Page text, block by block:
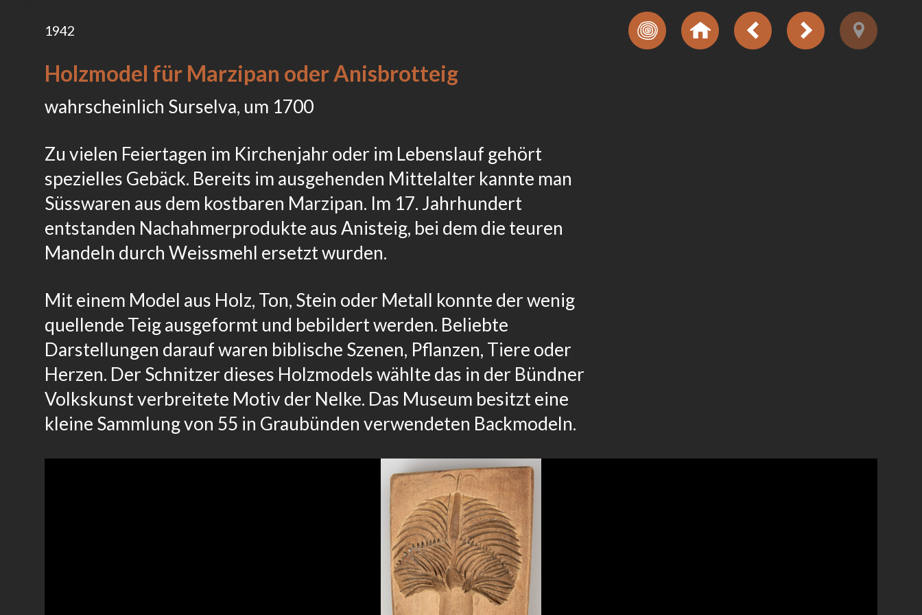
1942
Holzmodel für Marzipan oder Anisbrotteig
wahrscheinlich Surselva, um 1700
Zu vielen Feiertagen im Kirchenjahr oder im Lebenslauf gehört
spezielles Gebäck. Bereits im ausgehenden Mittelalter kannte man
Süsswaren aus dem kostbaren Marzipan. Im 17. Jahrhundert
entstanden Nachahmerprodukte aus Anisteig, bei dem die teuren
Mandeln durch Weissmehl ersetzt wurden.
Mit einem Model aus Holz, Ton, Stein oder Metall konnte der wenig
quellende Teig ausgeformt und bebildert werden. Beliebte
Darstellungen darauf waren biblische Szenen, Pflanzen, Tiere oder
Herzen. Der Schnitzer dieses Holzmodels wählte das in der Bündner
Volkskunst verbreitete Motiv der Nelke. Das Museum besitzt eine
kleine Sammlung von 55 in Graubünden verwendeten Backmodeln.